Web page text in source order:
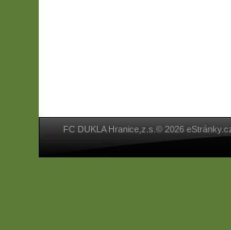
FC DUKLA Hranice,z.s.© 2026